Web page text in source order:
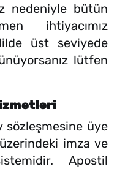
nedeniyle bütün
ihtiyacımız
üst seviyede
lütfen
sözleşmesine üye
imza ve
Apostil